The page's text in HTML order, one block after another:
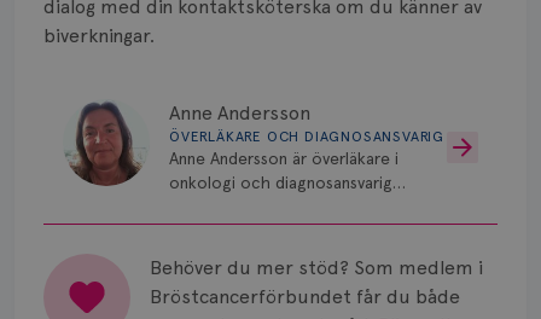
dialog med din kontaktsköterska om du känner av
biverkningar.
Anne Andersson
ÖVERLÄKARE OCH DIAGNOSANSVARIG
Anne Andersson är överläkare i
onkologi och diagnosansvarig
Universitetssjukhus i Umeå.
Behöver du mer stöd? Som medlem i
Bröstcancerförbundet får du både